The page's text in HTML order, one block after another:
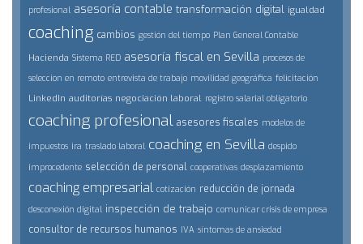
profesional asesoría contable transformación digital igualdad
coaching cambios gestión del tiempo Plan General Contable
Hacienda Sistema RED asesoría fiscal en Sevilla procesos de
seleccion en remoto entrevista de trabajo movilidad geográfica felicitación
LinkedIn auditorías negociación laboral registro salarial obligatorio
coaching profesional asesores fiscales modelos de
impuestos ira traslado laboral coaching en Sevilla despido
improcedente selección de personal cooperativas desplazamiento
coaching empresarial cotización reducción de jornada
desconexión digital inspección de trabajo comunicar crisis de empresa
consultor de recursos humanos IVA síntomas de ansiedad